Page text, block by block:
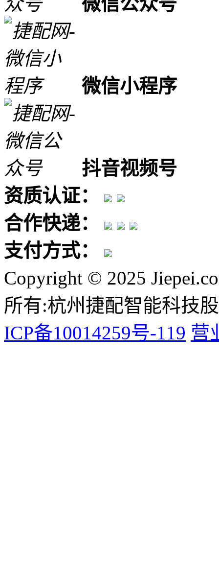
微信小程序
抖音视频号
资质认证：
合作快递：
支付方式：
Copyright © 2025
所有:杭州捷配智能科技
ICP备10014259号-119 营